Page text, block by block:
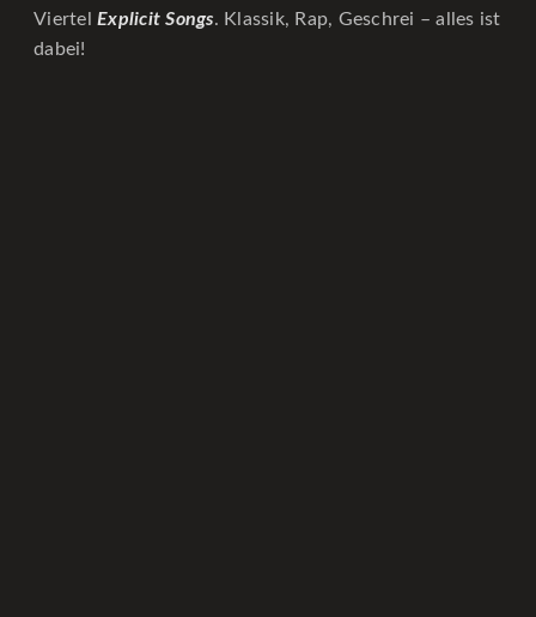
Viertel Explicit Songs. Klassik, Rap, Geschrei – alles ist
dabei!